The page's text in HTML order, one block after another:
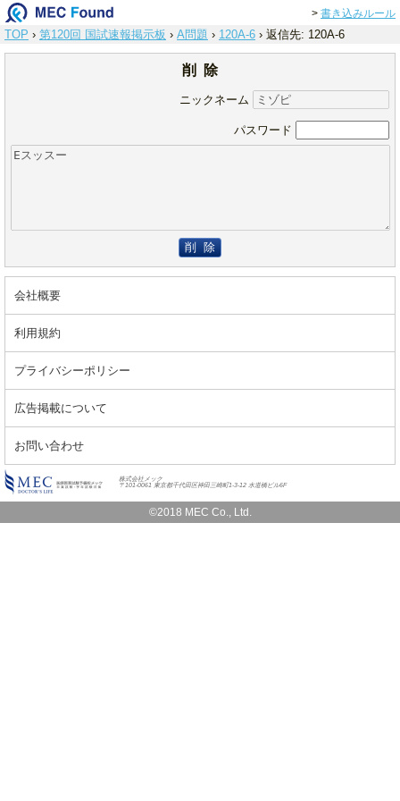
> 書き込みルール
TOP › 第120回 国試速報掲示板 › A問題 › 120A-6 › 返信先: 120A-6
削 除
ニックネーム
パスワード
削 除
会社概要
利用規約
プライバシーポリシー
広告掲載について
お問い合わせ
株式会社メック
〒101-0061 東京都千代田区神田三崎町1-3-12 水道橋ビル6F
©2018 MEC Co., Ltd.